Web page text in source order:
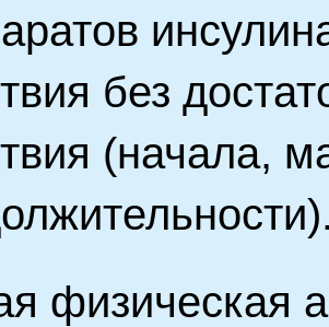
без
(начала,
физическая